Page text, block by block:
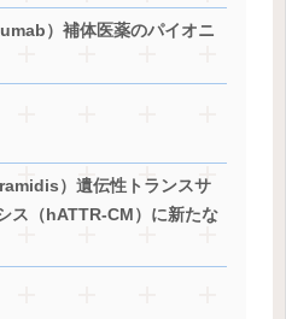
）補体医薬のパイオニ
）遺伝性トランスサ
ス（hATTR-CM）に新たな